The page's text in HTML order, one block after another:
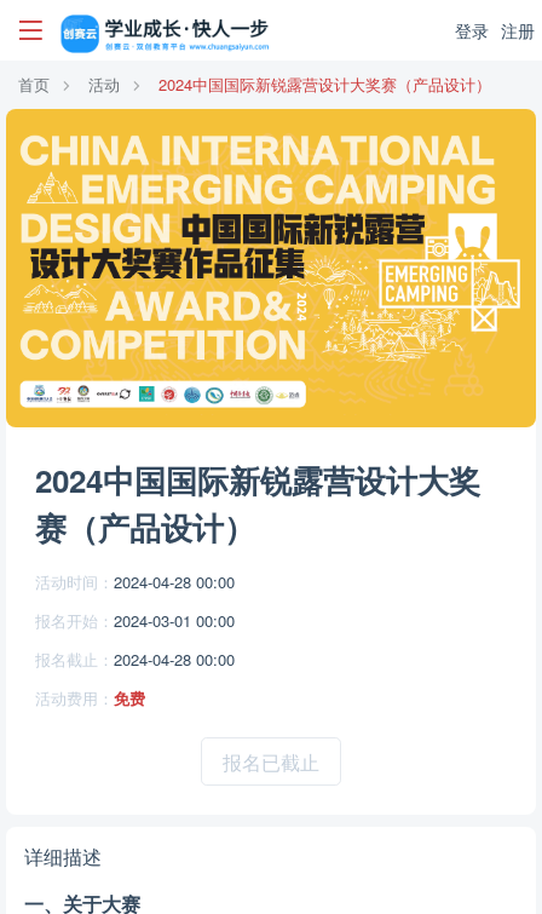
登录 注册
首页 活动 2024中国国际新锐露营设计大奖赛（产品设计）
2024中国国际新锐露营设计大奖
赛（产品设计）
活动时间： 2024-04-28 00:00
报名开始： 2024-03-01 00:00
报名截止： 2024-04-28 00:00
活动费用： 免费
报名已截止
详细描述
一、关于大赛